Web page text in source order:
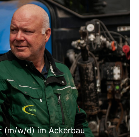
(m/w/d) im Ackerbau